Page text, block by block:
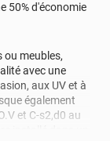
50% d'économie
ou meubles,
avec une
aux UV et à
également
et C-s2,d0 au